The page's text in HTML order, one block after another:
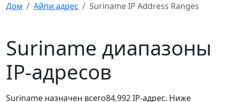
Дом Айпи адрес Suriname IP Address Ranges
Suriname диапазоны
IP-адресов
Suriname назначен всего84,992 IP-адрес. Ниже